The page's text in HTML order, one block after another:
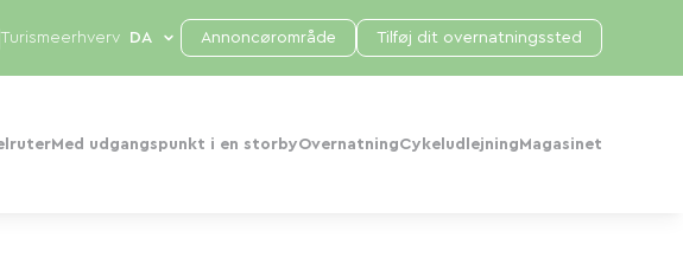
Med udgangspunkt i en storbyOvernatningCykeludlejning Magasinet
Turismeerhverv Annoncørområde Tilføj dit overnatningssted